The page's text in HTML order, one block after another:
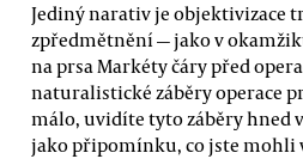
Jediný narativ je objektivizace
zpředmětnění — jako v
na prsa Markéty čáry před
naturalistické záběry operace
málo, uvidíte tyto záběry hned
jako připomínku, co jste mohli